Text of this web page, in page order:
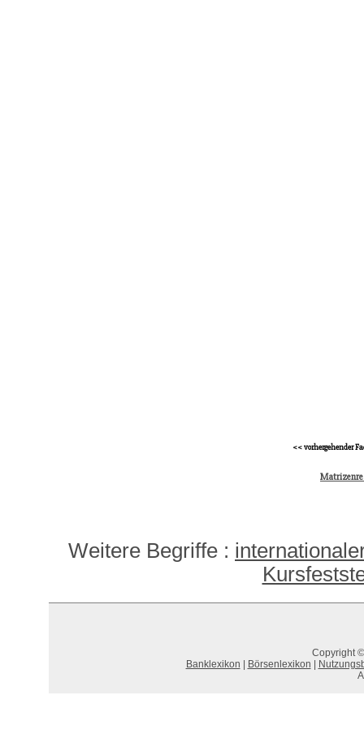
<< vorhergehender
Weitere Begriffe :
Copyright
Banklexikon
Börsenlexikon